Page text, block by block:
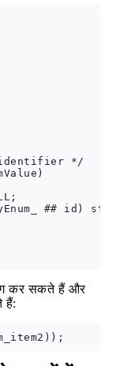
identifier */
## id)
कर सकते हैं और
हैं: